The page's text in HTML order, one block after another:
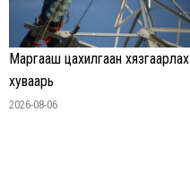
Маргааш цахилгаан хязгаарлах
хуваарь
2026-08-06